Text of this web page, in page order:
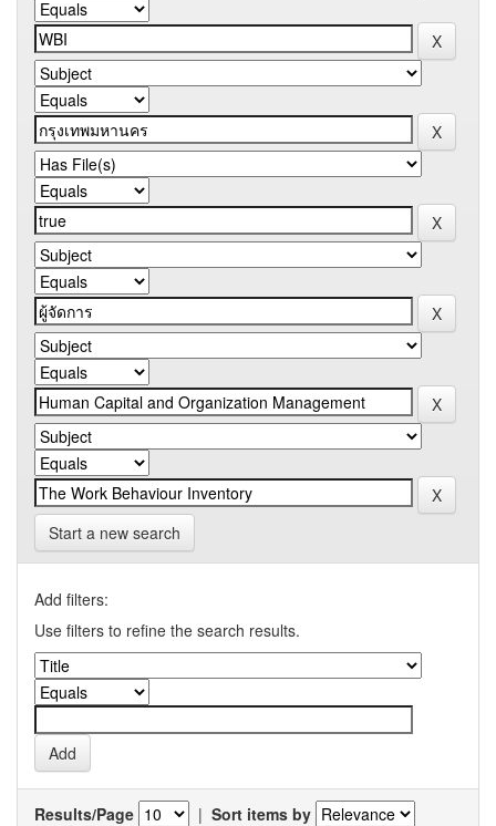
Start a new search
Add filters:
Use filters to refine the search results.
Results/Page | Sort items by